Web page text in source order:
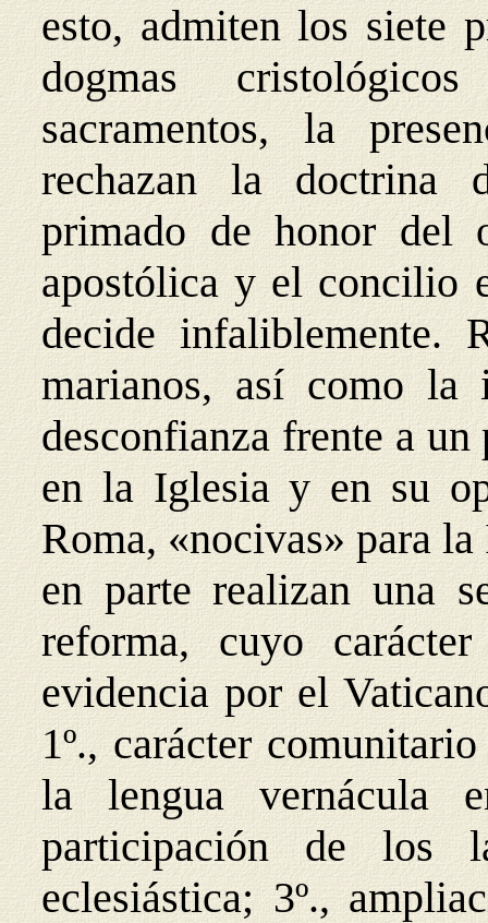
esto, admiten los siete
dogmas
sacramentos, la
rechazan la doctrina
primado de honor del
apostólica y el concilio
decide infaliblemente.
marianos, así como
desconfianza frente a
en la Iglesia y en su
Roma, «nocivas» para
en parte realizan una
reforma, cuyo
evidencia por el
1º., carácter
la lengua vernácula
participación de los
eclesiástica; 3º.,